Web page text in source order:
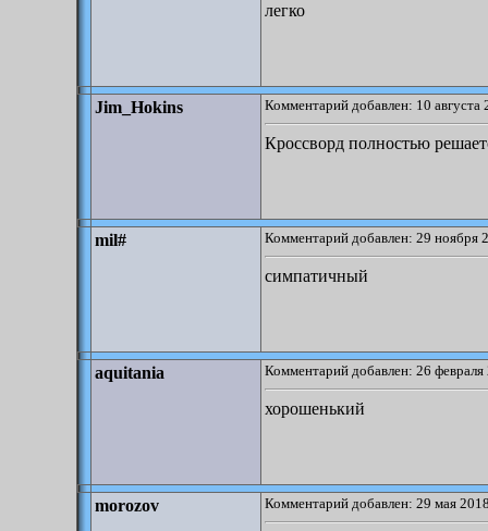
легко
Jim_Hokins Комментарий добавлен: 10 августа
Кроссворд полностью
mil# Комментарий добавлен: 29 ноября
симпатичный
aquitania Комментарий добавлен: 26
хорошенький
morozov Комментарий добавлен: 29 мая